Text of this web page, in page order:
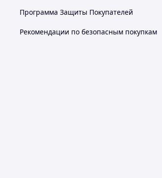
Программа Защиты Покупателей
Рекомендации по безопасным покупкам